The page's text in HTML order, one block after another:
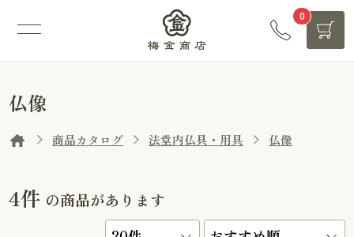
0
仏像
商品カタログ 法堂内仏具・用具 仏像
4件 の商品があります